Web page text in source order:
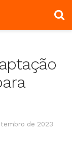
de 2023